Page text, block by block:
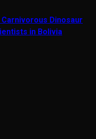
Dinosaur
in Bolivia